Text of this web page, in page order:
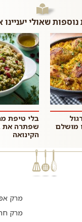
לטעם. קציצו...
שאולי יעניינו
מושלם
בלי טיפת
שפתרה את
הקינואה
מרק
מרק